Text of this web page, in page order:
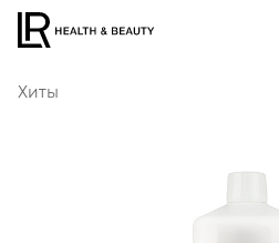
Хиты